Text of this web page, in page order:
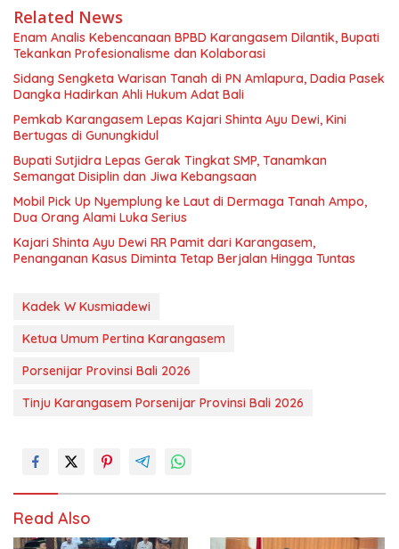
Related News
Enam Analis Kebencanaan BPBD Karangasem Dilantik, Bupati
Tekankan Profesionalisme dan Kolaborasi
Sidang Sengketa Warisan Tanah di PN Amlapura, Dadia Pasek
Dangka Hadirkan Ahli Hukum Adat Bali
Pemkab Karangasem Lepas Kajari Shinta Ayu Dewi, Kini
Bertugas di Gunungkidul
Bupati Sutjidra Lepas Gerak Tingkat SMP, Tanamkan
Semangat Disiplin dan Jiwa Kebangsaan
Mobil Pick Up Nyemplung ke Laut di Dermaga Tanah Ampo,
Dua Orang Alami Luka Serius
Kajari Shinta Ayu Dewi RR Pamit dari Karangasem,
Penanganan Kasus Diminta Tetap Berjalan Hingga Tuntas
Kadek W Kusmiadewi
Ketua Umum Pertina Karangasem
Porsenijar Provinsi Bali 2026
Tinju Karangasem Porsenijar Provinsi Bali 2026
Read Also